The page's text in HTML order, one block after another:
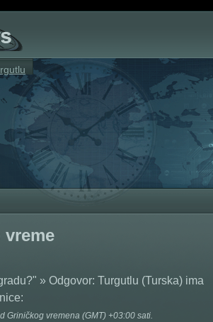
» Odgovor: Turgutlu (Turska) ima
Griničkog vremena (GMT) +03:00 sati.